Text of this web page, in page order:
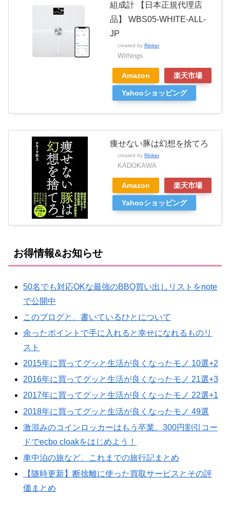
組成計 【日本正規代理店
品】 WBS05-WHITE-ALL-
JP
created by Rinker
Withings
Amazon 楽天市場
Yahooショッピング
痩せない豚は幻想を捨てろ
created by Rinker
KADOKAWA
Amazon 楽天市場
Yahooショッピング
お得情報&お知らせ
50名でも対応OKな最強のBBQ買い出しリストをnote
で公開中
このブログと、書いているひとについて
余ったポイントで手に入れると幸せになれるものリ
スト
2015年に買ってグッと生活が良くなったモノ 10選+2
2016年に買ってグッと生活が良くなったモノ 21選+3
2017年に買ってグッと生活が良くなったモノ 22選+1
2018年に買ってグッと生活が良くなったモノ 49選
激混みのコインロッカーはもう卒業。300円割引コー
ドでecbo cloakをはじめよう！
車中泊の旅など、これまでの旅行記まとめ
【随時更新】断捨離に使った買取サービスとその評
価まとめ